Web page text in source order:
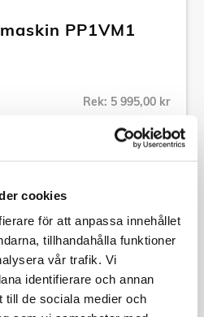
cookies
för att anpassa innehållet
tillhandahålla funktioner
vår trafik. Vi
identifierare och annan
till de sociala medier och
PP1VM1
Rek: 5 995,00 kr